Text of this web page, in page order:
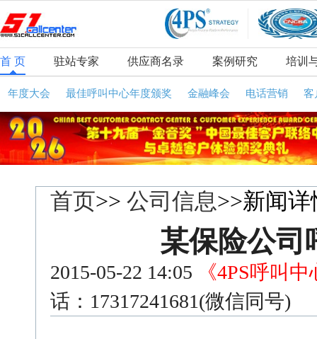
首 页 驻站专家 供应商名录 案例研究 培训
年度大会 最佳呼叫中心年度颁奖 金融峰会 电话营销 客
首页>> 公司信息>>新闻详
某保险公司
2015-05-22 14:05
《4PS呼叫
话：17317241681(微信同号)